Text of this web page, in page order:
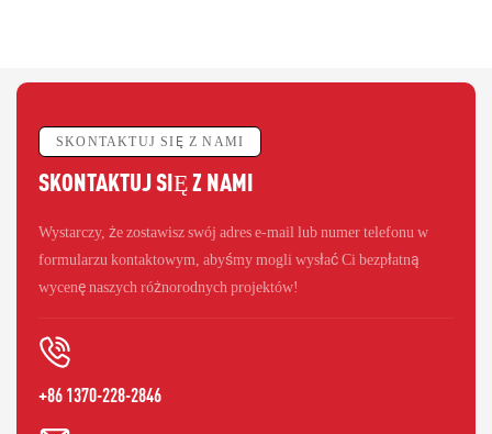
SKONTAKTUJ SIĘ Z NAMI
SKONTAKTUJ SIĘ Z NAMI
Wystarczy, że zostawisz swój adres e-mail lub numer telefonu w
formularzu kontaktowym, abyśmy mogli wysłać Ci bezpłatną
wycenę naszych różnorodnych projektów!
+86 1370-228-2846